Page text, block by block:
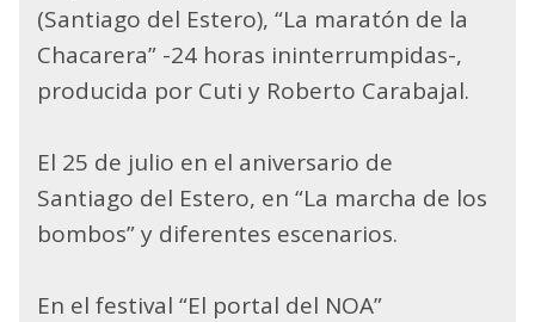
(Santiago del Estero), “La maratón de la
Chacarera” -24 horas ininterrumpidas-,
producida por Cuti y Roberto Carabajal.
El 25 de julio en el aniversario de
Santiago del Estero, en “La marcha de los
bombos” y diferentes escenarios.
En el festival “El portal del NOA”